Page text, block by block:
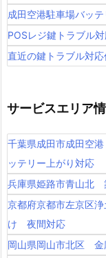
成田空港駐車場バッ
POSレジ鍵トラブル
直近の鍵トラブル対
サービスエリア
千葉県成田市成田空
ッテリー上がり対応
兵庫県姫路市青山北
京都府京都市左京区
け 夜間対応
岡山県岡山市北区 金